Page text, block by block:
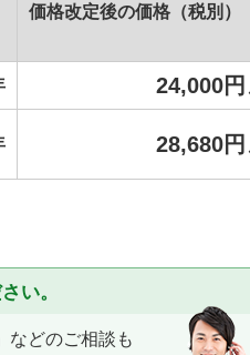
価格改定後の価格（税別）
24,000円
28,680円
い。
」などのご相談も